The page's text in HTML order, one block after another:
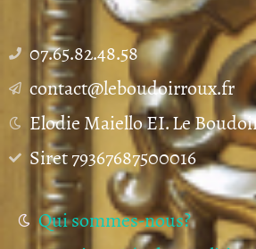
07.65.82.48.58
contact@leboudoirroux.fr
Elodie Maiello EI. Le
Siret 79367687500016
Qui sommes-nous?